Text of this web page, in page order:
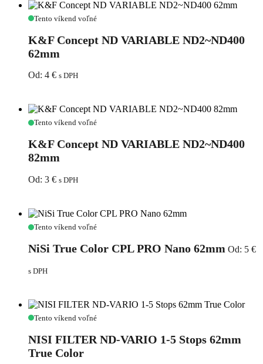
K&F
ND
VARIABLE
ND2~ND400
Tento víkend voľné
K&F Concept ND VARIABLE ND2~ND400
62mm
Od: 4 € s DPH
K&F
ND
VARIABLE
ND2~ND400
Tento víkend voľné
K&F Concept ND VARIABLE ND2~ND400
82mm
Od: 3 € s DPH
NiSi
Color
CPL
Nano
Tento víkend voľné
NiSi True Color CPL PRO Nano 62mm Od: 5 €
s DPH
NISI
ND-
VARIO
1-
Tento víkend voľné
NISI FILTER ND-VARIO 1-5 Stops 62mm
True Color